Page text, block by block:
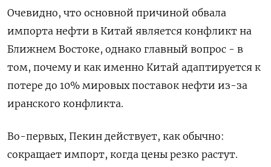
Очевидно, что основной причиной обвала
импорта нефти в Китай является конфликт на
Ближнем Востоке, однако главный ‌вопрос - в
том, почему и как именно Китай адаптируется к
‌потере до 10% мировых поставок нефти из-за
иранского конфликта.
Во-первых, Пекин действует, как обычно:
сокращает импорт, когда цены резко растут.